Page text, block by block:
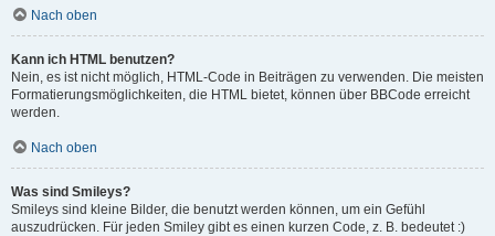
Nach oben
Kann ich HTML benutzen?
Nein, es ist nicht möglich, HTML-Code in Beiträgen zu verwenden. Die meisten
Formatierungsmöglichkeiten, die HTML bietet, können über BBCode erreicht
werden.
Nach oben
Was sind Smileys?
Smileys sind kleine Bilder, die benutzt werden können, um ein Gefühl
auszudrücken. Für jeden Smiley gibt es einen kurzen Code, z. B. bedeutet :)